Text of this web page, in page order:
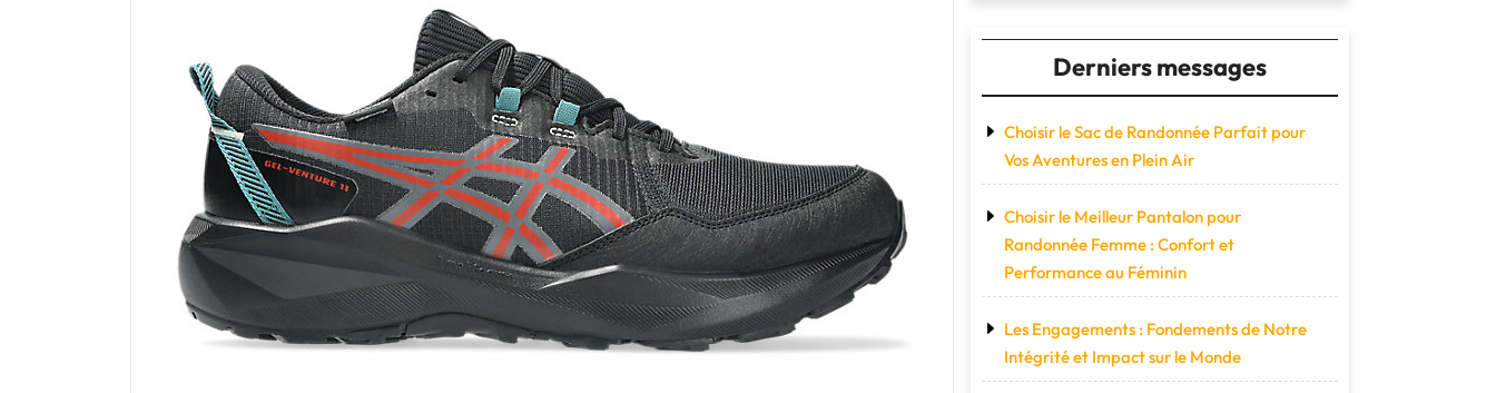
Derniers messages
Choisir le Sac de Randonnée Parfait pour
Vos Aventures en Plein Air
Choisir le Meilleur Pantalon pour
Randonnée Femme : Confort et
Performance au Féminin
Les Engagements : Fondements de Notre
Intégrité et Impact sur le Monde